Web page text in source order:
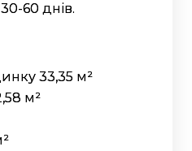
60 днів.
33,35 м²
м²